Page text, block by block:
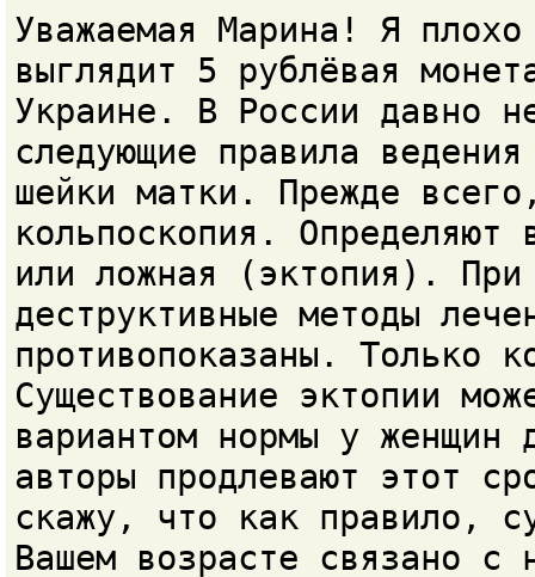
Уважаемая Марина! Я
выглядит 5 рублёвая
Украине. В России давно
следующие правила
шейки матки. Прежде
кольпоскопия. Определяют
или ложная (эктопия). При
деструктивные методы
противопоказаны. Только
Существование эктопии
вариантом нормы у женщин
авторы продлевают этот
скажу, что как правило,
Вашем возрасте связано с